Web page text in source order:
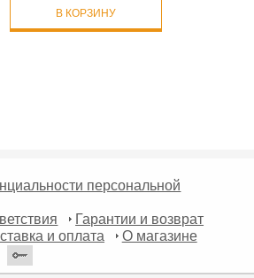
В КОРЗИНУ
персональной
Гарантии и возврат
и оплата
О магазине